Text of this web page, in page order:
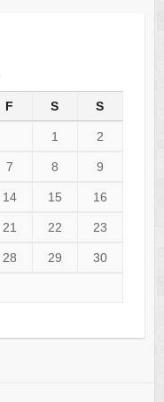
F S S
1 2
7 8 9
14 15 16
21 22 23
28 29 30